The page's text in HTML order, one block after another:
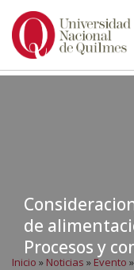
Ir
de
Procesos y
Inicio » Noticias » Evento »